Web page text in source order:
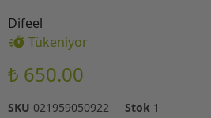
Difeel
Tükeniyor
₺ 650.00
SKU 021959050922 Stok 1